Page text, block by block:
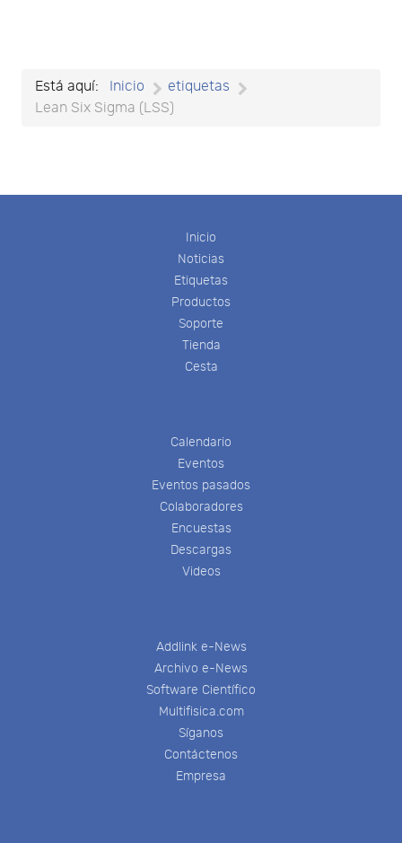
Está aquí: Inicio
etiquetas
Lean Six Sigma (LSS)
Inicio
Noticias
Etiquetas
Productos
Soporte
Tienda
Cesta
Calendario
Eventos
Eventos pasados
Colaboradores
Encuestas
Descargas
Videos
Addlink e-News
Archivo e-News
Software Científico
Multifisica.com
Síganos
Contáctenos
Empresa